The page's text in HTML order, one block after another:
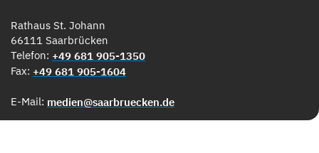
Rathaus St. Johann
66111 Saarbrücken
Telefon: +49 681 905-1350
Fax: +49 681 905-1604
E-Mail: medien@saarbruecken.de